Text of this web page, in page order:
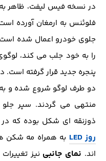
در نسخه فیس لیفت، ظاهر به
فلوئنس به ارمغان آورده
جلوی خودرو اعمال شده
را به خود جلب می کند،
پنجره جدید قرار گرفته
دو طرف لوگو شروع شده و به
منتهی می گردند. سپر
ذوزنقه ای شکل بوده که
روز LED
به همراه مه شکن
اند. نمای جانبی نیز